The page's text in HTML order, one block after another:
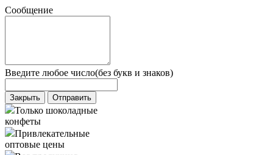
Сообщение
Введите любое число(без букв и знаков)
Закрыть Отправить
Только шоколадные
конфеты
Привлекательные
оптовые цены